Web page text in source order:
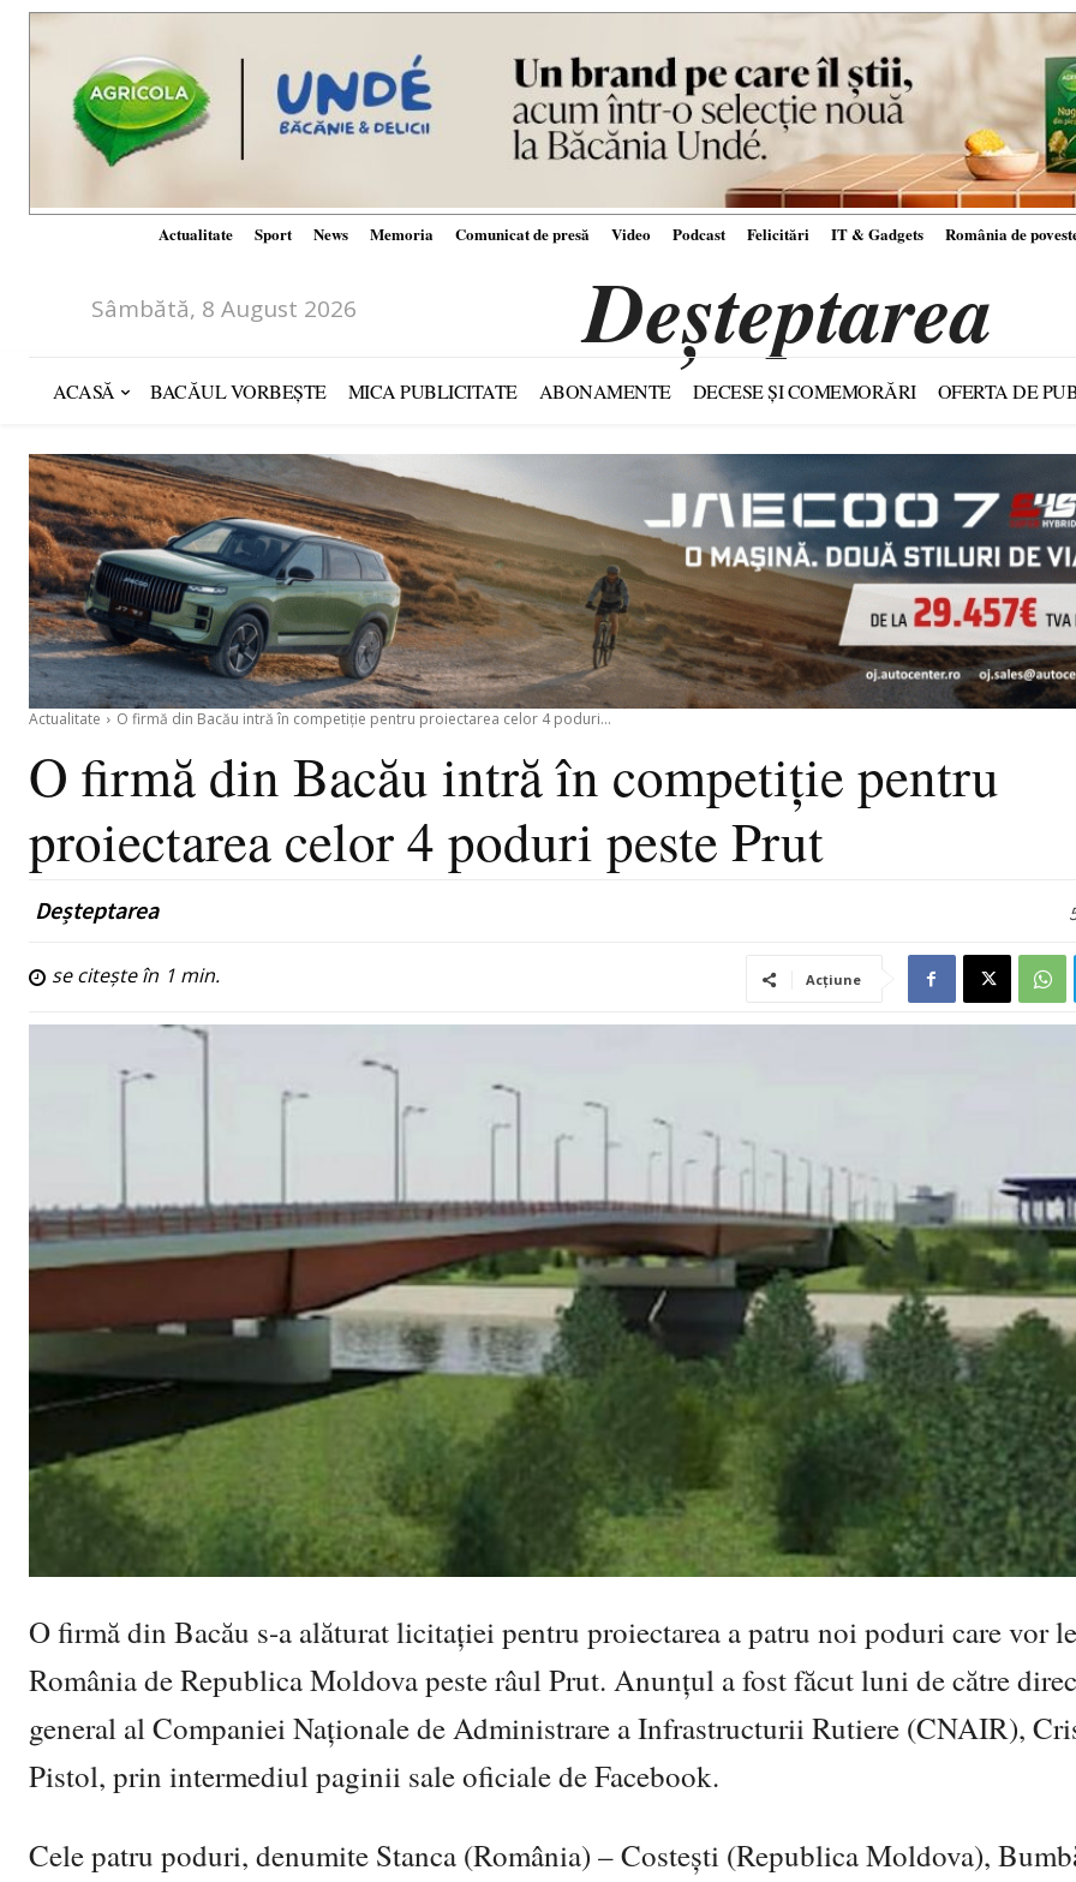
Actualitate Sport News Memoria Comunicat de presă Video Podcast Felicitări IT & Gadgets România de
Sâmbătă, 8 August 2026 Deșteptarea
ACASĂ BACĂUL VORBEȘTE MICA PUBLICITATE ABONAMENTE DECESE ȘI COMEMORĂRI OFERTA DE
Actualitate O firmă din Bacău intră în competiție pentru proiectarea celor 4 poduri...
O firmă din Bacău intră în competiție pentru
proiectarea celor 4 poduri peste Prut
Deșteptarea
se citește în 1 min. Acțiune
O firmă din Bacău s-a alăturat licitației pentru proiectarea a patru noi poduri care vor
România de Republica Moldova peste râul Prut. Anunțul a fost făcut luni de către
general al Companiei Naționale de Administrare a Infrastructurii Rutiere (CNAIR),
Pistol, prin intermediul paginii sale oficiale de Facebook.
Cele patru poduri, denumite Stanca (România) – Costești (Republica Moldova),